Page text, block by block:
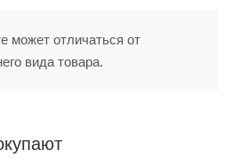
может отличаться от
вида товара.